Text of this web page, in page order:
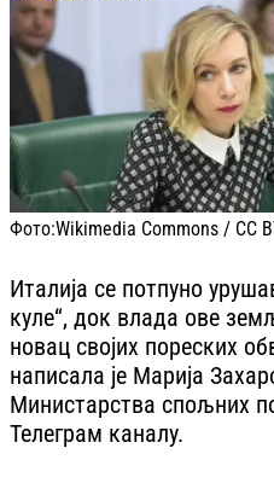
Фото:Wikimedia Commons / CC
Италија се потпуно
куле“, док влада ове
новац својих пореских
написала је Марија
Министарства спољних
Телеграм каналу.